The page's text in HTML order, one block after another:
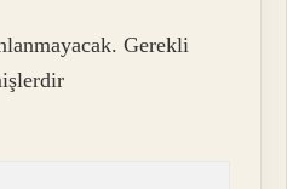
Gerekli